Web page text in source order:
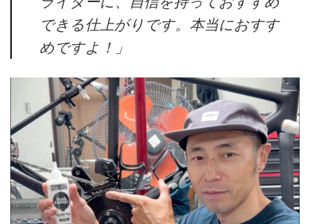
できる仕上がりです。本当におすす
めですよ！」